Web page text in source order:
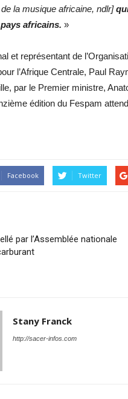
la musique africaine, ndlr]
africains. »
et représentant de
l’Afrique Centrale, Paul
par le Premier ministre,
édition du Fespam
Facebook Twitter
par l’Assemblée nationale
Stany Franck
http://sacer-infos.com